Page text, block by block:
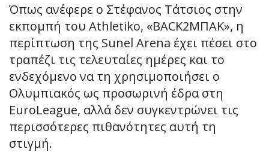
Όπως ανέφερε ο Στέφανος Τάτσιος στην
εκπομπή του Athletiko, «BACK2ΜΠΑΚ», η
περίπτωση της Sunel Arena έχει πέσει στο
τραπέζι τις τελευταίες ημέρες και το
ενδεχόμενο να τη χρησιμοποιήσει ο
Ολυμπιακός ως προσωρινή έδρα στη
EuroLeague, αλλά δεν συγκεντρώνει τις
περισσότερες πιθανότητες αυτή τη
στιγμή.